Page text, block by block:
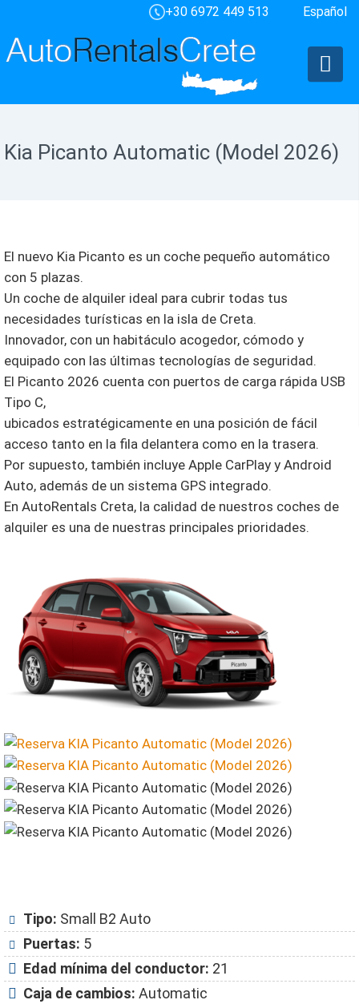
Español
+30 6972 449 513
Kia Picanto Automatic (Model 2026)
El nuevo Kia Picanto es un coche pequeño automático
con 5 plazas.
Un coche de alquiler ideal para cubrir todas tus
necesidades turísticas en la isla de Creta.
Innovador, con un habitáculo acogedor, cómodo y
equipado con las últimas tecnologías de seguridad.
El Picanto 2026 cuenta con puertos de carga rápida USB
Tipo C,
ubicados estratégicamente en una posición de fácil
acceso tanto en la fila delantera como en la trasera.
Por supuesto, también incluye Apple CarPlay y Android
Auto, además de un sistema GPS integrado.
En AutoRentals Creta, la calidad de nuestros coches de
alquiler es una de nuestras principales prioridades.
Tipo: Small B2 Auto
Puertas: 5
Edad mínima del conductor: 21
Caja de cambios: Automatic